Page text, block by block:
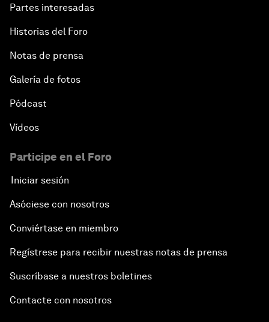
Partes interesadas
Historias del Foro
Notas de prensa
Galería de fotos
Pódcast
Vídeos
Participe en el Foro
Iniciar sesión
Asóciese con nosotros
Conviértase en miembro
Regístrese para recibir nuestras notas de prensa
Suscríbase a nuestros boletines
Contacte con nosotros